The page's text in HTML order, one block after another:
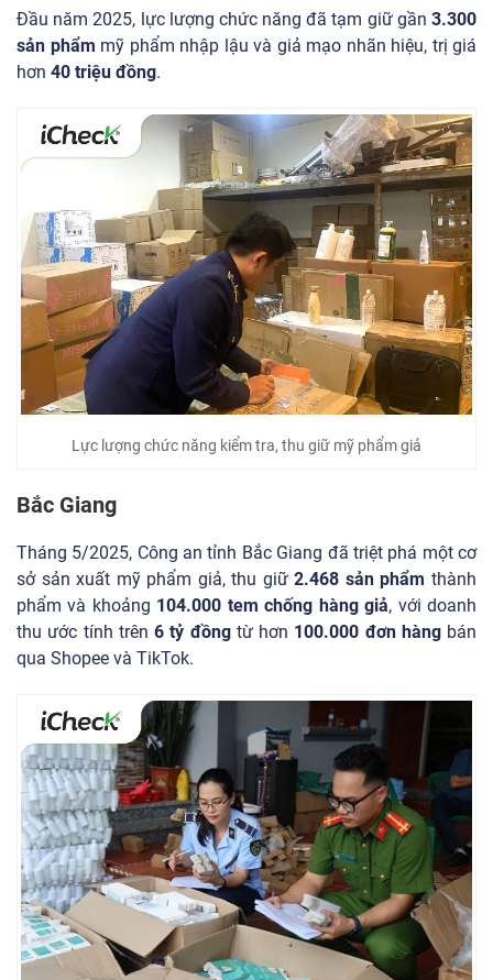
Đầu năm 2025, lực lượng chức năng đã tạm giữ gần 3.300
sản phẩm mỹ phẩm nhập lậu và giả mạo nhãn hiệu, trị giá
hơn 40 triệu đồng.
Lực lượng chức năng kiểm tra, thu giữ mỹ phẩm giả
Bắc Giang
Tháng 5/2025, Công an tỉnh Bắc Giang đã triệt phá một cơ
sở sản xuất mỹ phẩm giả, thu giữ2.468 sản phẩmthành
phẩm và khoảng 104.000 tem chống hàng giả, với doanh
thu ước tính trên 6 tỷ đồngtừ hơn 100.000 đơn hàngbán
qua Shopee và TikTok.